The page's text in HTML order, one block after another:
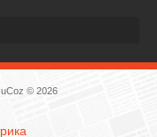
uCoz © 2026